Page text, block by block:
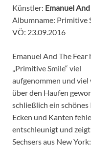
Künstler: Emanuel
Albumname: Primitive
VÖ: 23.09.2016
Emanuel And The Fear
„Primitive Smile“ viel
aufgenommen und viel
über den Haufen
schließlich ein
Ecken und Kanten
entschleunigt und
Sechsers aus New